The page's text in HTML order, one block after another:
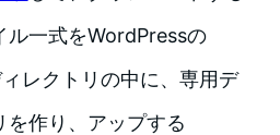
ル一式をWordPressの
レクトリの中に、専用デ
を作り、アップする